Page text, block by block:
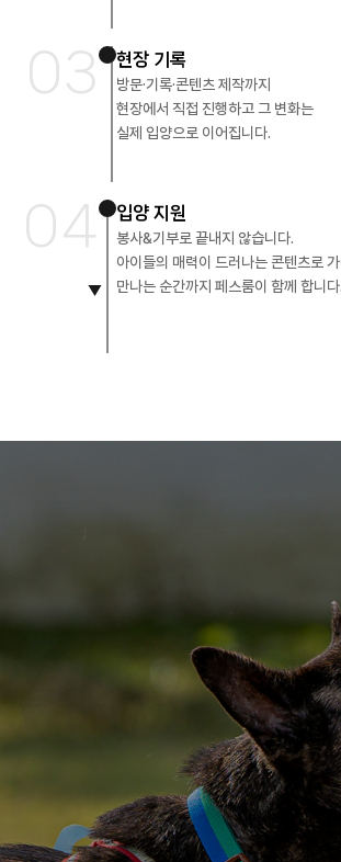
03 현장 기록
방문·기록·콘텐츠 제작까지
현장에서 직접 진행하고 그 변화는
실제 입양으로 이어집니다.
04 입양 지원
봉사&기부로 끝내지 않습니다.
아이들의 매력이 드러나는 콘텐츠로
만나는 순간까지 페스룸이 함께 합니다.